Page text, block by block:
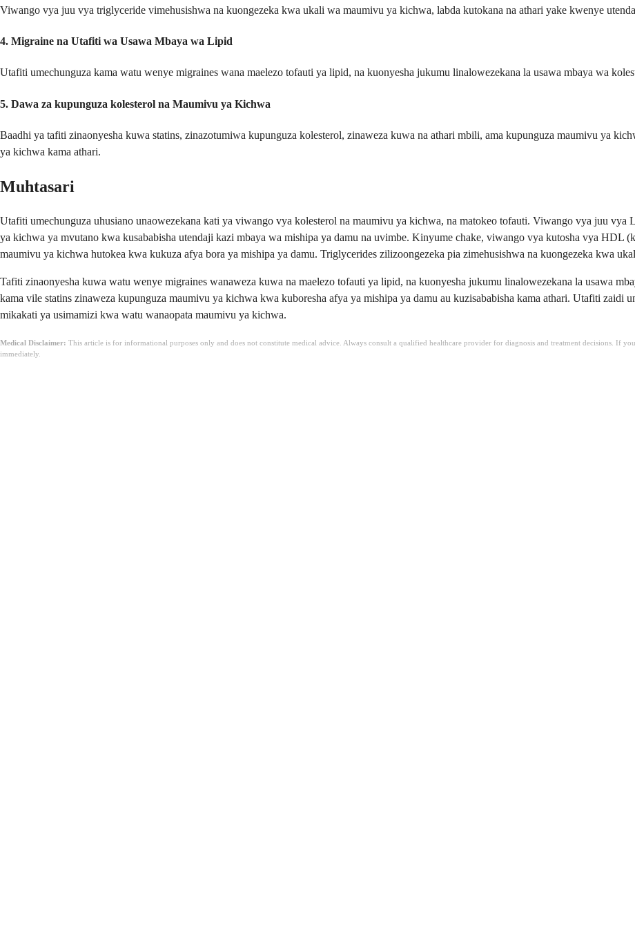
Viwango vya juu vya triglyceride vimehusishwa na kuongezeka kwa ukali wa maumivu ya kichwa, labda kutokana na athari yake kwenye
4. Migraine na Utafiti wa Usawa Mbaya wa Lipid
Utafiti umechunguza kama watu wenye migraines wana maelezo tofauti ya lipid, na kuonyesha jukumu linalowezekana la usawa mbaya wa
5. Dawa za kupunguza kolesterol na Maumivu ya Kichwa
Baadhi ya tafiti zinaonyesha kuwa statins, zinazotumiwa kupunguza kolesterol, zinaweza kuwa na athari mbili, ama kupunguza maumivu ya
ya kichwa kama athari.
Muhtasari
Utafiti umechunguza uhusiano unaowezekana kati ya viwango vya kolesterol na maumivu ya kichwa, na matokeo tofauti. Viwango vya juu vya
ya kichwa ya mvutano kwa kusababisha utendaji kazi mbaya wa mishipa ya damu na uvimbe. Kinyume chake, viwango vya kutosha vya HDL
maumivu ya kichwa hutokea kwa kukuza afya bora ya mishipa ya damu. Triglycerides zilizoongezeka pia zimehusishwa na kuongezeka kwa
Tafiti zinaonyesha kuwa watu wenye migraines wanaweza kuwa na maelezo tofauti ya lipid, na kuonyesha jukumu linalowezekana la usawa
kama vile statins zinaweza kupunguza maumivu ya kichwa kwa kuboresha afya ya mishipa ya damu au kuzisababisha kama athari. Utafiti zaidi
mikakati ya usimamizi kwa watu wanaopata maumivu ya kichwa.
Medical Disclaimer: This article is for informational purposes only and does not constitute medical advice. Always consult a qualified healthcare provider for diagnosis and treatment decisions. If
immediately.